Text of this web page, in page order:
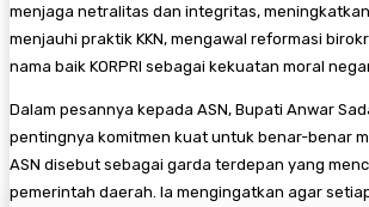
menjaga netralitas dan integritas,
menjauhi praktik KKN, mengawal reformasi
nama baik KORPRI sebagai kekuatan moral
Dalam pesannya kepada ASN, Bupati Anwar
pentingnya komitmen kuat untuk benar-benar
ASN disebut sebagai garda terdepan yang
pemerintah daerah. Ia mengingatkan agar